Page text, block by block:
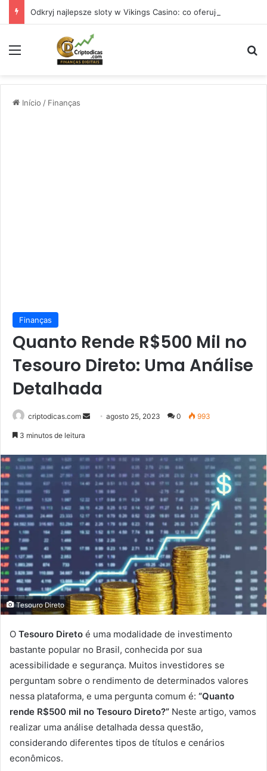
Menu
Início / Finanças
Finanças
Quanto Rende R$500 Mil no
Tesouro Direto: Uma Análise
Detalhada
criptodicas.com
Mande
mail
agosto 25, 2023 0 993
3 minutos de leitura
Tesouro Direto
O Tesouro Direto é uma modalidade de investimento
bastante popular no Brasil, conhecida por sua
acessibilidade e segurança. Muitos investidores se
perguntam sobre o rendimento de determinados valores
nessa plataforma, e uma pergunta comum é: “Quanto
rende R$500 mil no Tesouro Direto?” Neste artigo, vamos
realizar uma análise detalhada dessa questão,
considerando diferentes tipos de títulos e cenários
econômicos.